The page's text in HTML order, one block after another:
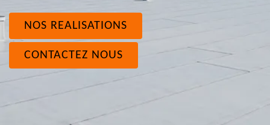
NOS REALISATIONS
CONTACTEZ NOUS